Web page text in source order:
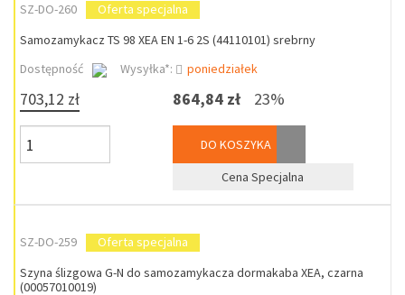
SZ-DO-260
Oferta specjalna
Samozamykacz TS 98 XEA EN 1-6 2S (44110101) srebrny
Dostępność
Wysyłka*: poniedziałek
703,12 zł 864,84 zł 23%
DO KOSZYKA
Cena Specjalna
SZ-DO-259
Oferta specjalna
Szyna ślizgowa G-N do samozamykacza dormakaba XEA, czarna
(00057010019)